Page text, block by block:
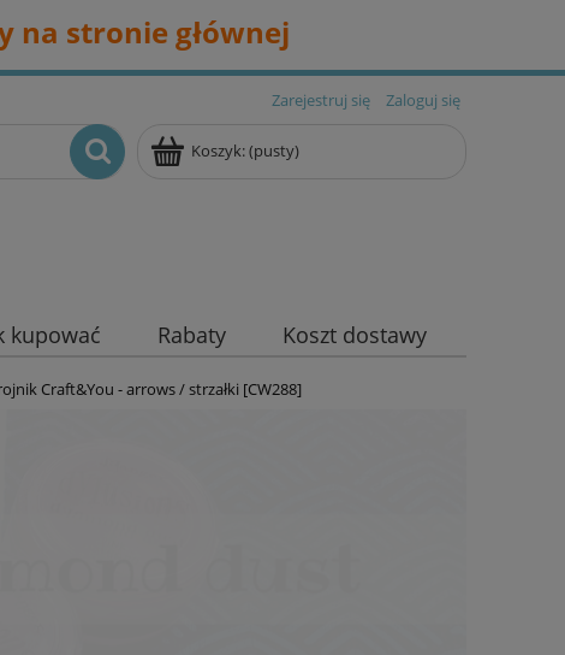
na stronie głównej
Zarejestruj się Zaloguj się
Koszyk:(pusty)
kupować Rabaty Koszt dostawy
Craft&You - arrows / strzałki [CW288]